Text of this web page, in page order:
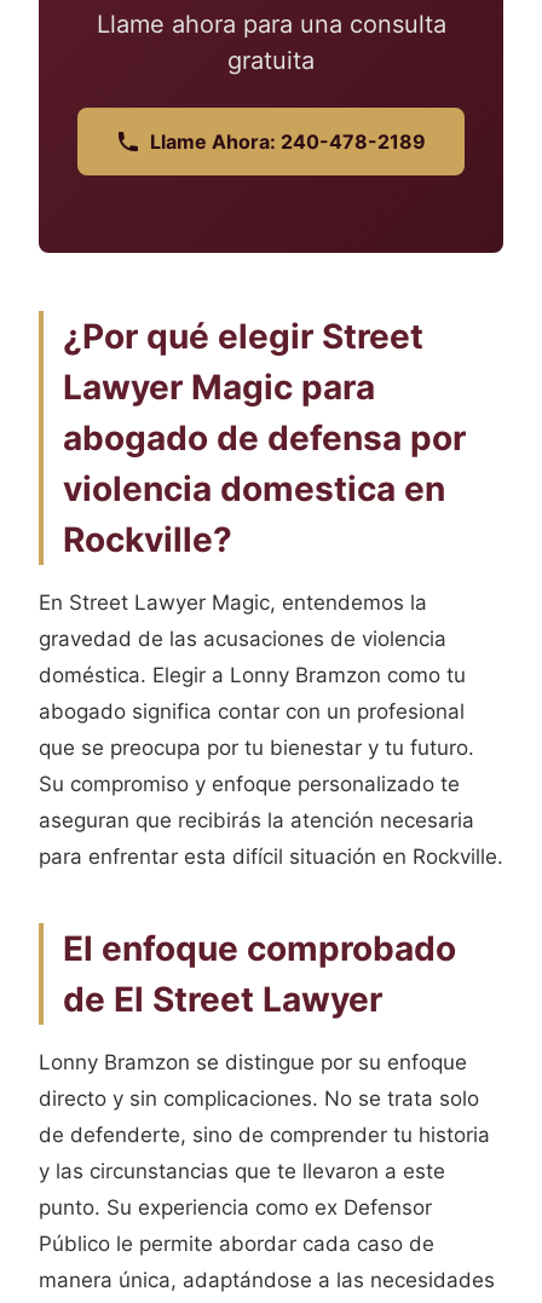
Llame ahora para una consulta
gratuita
Llame Ahora: 240-478-2189
¿Por qué elegir Street
Lawyer Magic para
abogado de defensa por
violencia domestica en
Rockville?
En Street Lawyer Magic, entendemos la
gravedad de las acusaciones de violencia
doméstica. Elegir a Lonny Bramzon como tu
abogado significa contar con un profesional
que se preocupa por tu bienestar y tu futuro.
Su compromiso y enfoque personalizado te
aseguran que recibirás la atención necesaria
para enfrentar esta difícil situación en Rockville.
El enfoque comprobado
de El Street Lawyer
Lonny Bramzon se distingue por su enfoque
directo y sin complicaciones. No se trata solo
de defenderte, sino de comprender tu historia
y las circunstancias que te llevaron a este
punto. Su experiencia como ex Defensor
Público le permite abordar cada caso de
manera única, adaptándose a las necesidades